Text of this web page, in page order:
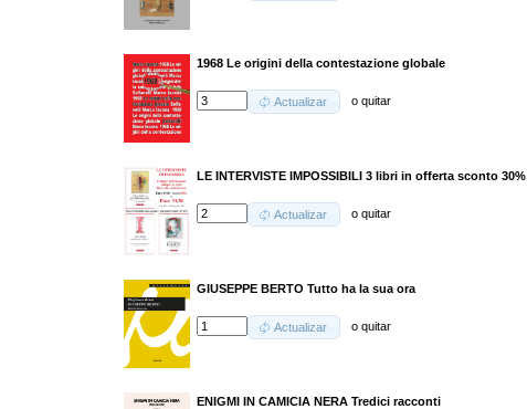
1968 Le origini della contestazione globale
Actualizar oquitar
LE INTERVISTE IMPOSSIBILI 3 libri in offerta sconto 30%
Actualizar oquitar
GIUSEPPE BERTO Tutto ha la sua ora
Actualizar oquitar
ENIGMI IN CAMICIA NERA Tredici racconti